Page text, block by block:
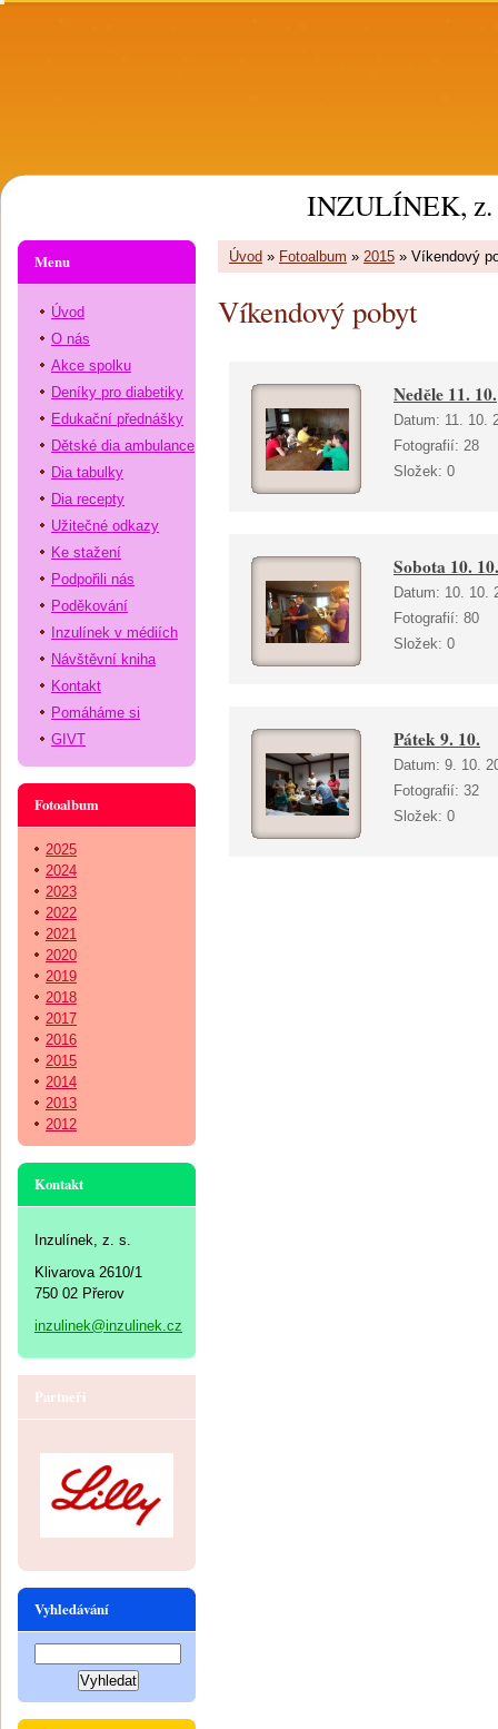
INZULÍNEK, z.
Úvod » Fotoalbum » 2015 » Víkendový
Víkendový pobyt
Neděle 11. 10.
Datum: 11. 10.
Fotografií: 28
Složek: 0
Sobota 10. 10.
Datum: 10. 10.
Fotografií: 80
Složek: 0
Pátek 9. 10.
Datum: 9. 10.
Fotografií: 32
Složek: 0
Menu
Úvod
O nás
Akce spolku
Deníky pro diabetiky
Edukační přednášky
Dětské dia ambulance
Dia tabulky
Dia recepty
Užitečné odkazy
Ke stažení
Podpořili nás
Poděkování
Inzulínek v médiích
Návštěvní kniha
Kontakt
Pomáháme si
GIVT
Fotoalbum
2025
2024
2023
2022
2021
2020
2019
2018
2017
2016
2015
2014
2013
2012
Kontakt
Inzulínek, z. s.
Klivarova 2610/1
750 02 Přerov
inzulinek@inzulinek.cz
Partneři
Vyhledávání